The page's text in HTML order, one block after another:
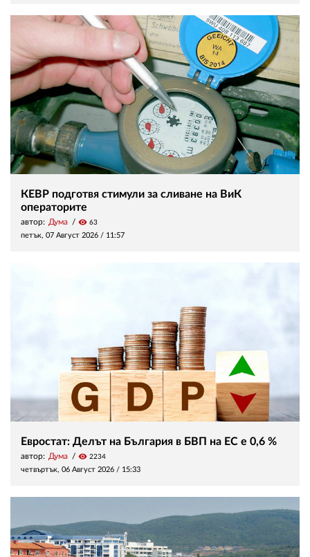
КЕВР подготвя стимули за сливане на ВиК
операторите
автор: Дума visibility 63
петък, 07 Август 2026 / 11:57
Евростат: Делът на България в БВП на ЕС е 0,6 %
автор: Дума visibility 2234
четвъртък, 06 Август 2026 / 15:33